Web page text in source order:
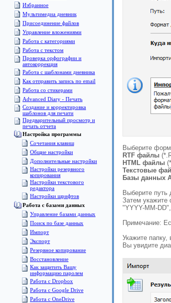
Избранное
Мультимедиа дневник
Присоединение файлов
Управление вложениями
Работа с категориями
Работа с текстом
Проверка орфографии и
автокоррекция
Работа с шаблонами дневника
Как отправить запись по email
Работа со стикерами
Advanced Diary - Печать
Создание и корректировка
шаблонов для печати
Предварительный просмотр и
печать отчета
Настройка программы
Сочетания клавиш
Общие настройки
Дополнительные настройки
Настройки резервного
копирования
Настройки текстового
редактора
Настройки шрифтов
Pабота с базами данных
Управление базами данных
Поиск по базе данных
Импорт
Экспорт
Pезервное копирование
Восстановление
Как защитить Вашу
информацию паролем
Работа с Dropbox
Работа с Google Drive
Работа с OneDrive
Выберите
RTF файлы
HTML файлы
Текстовые
Базы данных
Выберите
Затем укажите
"YYYY-MM-
Примечание:
Укажите
Вы увидите